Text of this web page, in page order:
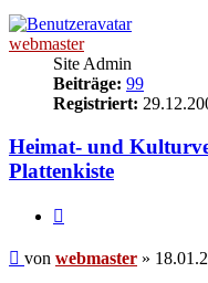
webmaster
Site Admin
Beiträge: 99
Registriert:
Heimat- und
Plattenkiste
Beitrag
von webmaster »